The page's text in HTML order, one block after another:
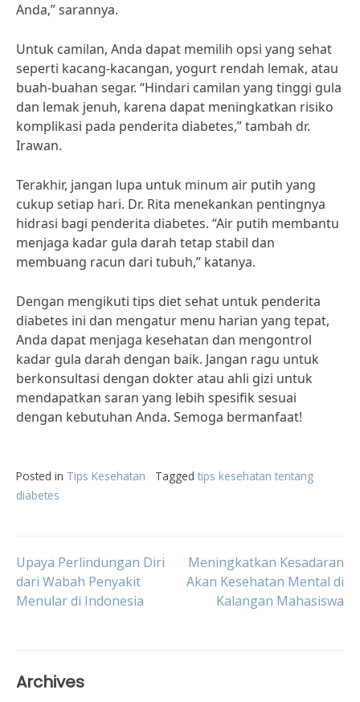
Anda,” sarannya.
Untuk camilan, Anda dapat memilih opsi yang sehat
seperti kacang-kacangan, yogurt rendah lemak, atau
buah-buahan segar. “Hindari camilan yang tinggi gula
dan lemak jenuh, karena dapat meningkatkan risiko
komplikasi pada penderita diabetes,” tambah dr.
Irawan.
Terakhir, jangan lupa untuk minum air putih yang
cukup setiap hari. Dr. Rita menekankan pentingnya
hidrasi bagi penderita diabetes. “Air putih membantu
menjaga kadar gula darah tetap stabil dan
membuang racun dari tubuh,” katanya.
Dengan mengikuti tips diet sehat untuk penderita
diabetes ini dan mengatur menu harian yang tepat,
Anda dapat menjaga kesehatan dan mengontrol
kadar gula darah dengan baik. Jangan ragu untuk
berkonsultasi dengan dokter atau ahli gizi untuk
mendapatkan saran yang lebih spesifik sesuai
dengan kebutuhan Anda. Semoga bermanfaat!
Posted in Tips Kesehatan Tagged tips kesehatan tentang
diabetes
Post
navigation
Upaya Perlindungan Diri
dari Wabah Penyakit
Menular di Indonesia
Meningkatkan Kesadaran
Akan Kesehatan Mental di
Kalangan Mahasiswa
Archives